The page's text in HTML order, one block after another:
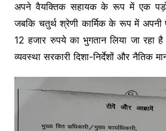
अपने वैयक्तिक सहायक के रूप में एक
जबकि चतुर्थ श्रेणी कार्मिक के रूप में अपनी
12 हजार रुपये का भुगतान लिया जा रहा
व्यवस्था सरकारी दिशा-निर्देशों और नैतिक